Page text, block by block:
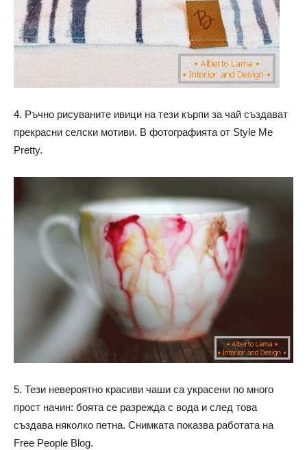
4. Ръчно рисуваните ивици на тези кърпи за чай създават
прекрасни селски мотиви. В фотографията от Style Me
Pretty.
5. Тези невероятно красиви чаши са украсени по много
прост начин: боята се разрежда с вода и след това
създава няколко петна. Снимката показва работата на
Free People Blog.